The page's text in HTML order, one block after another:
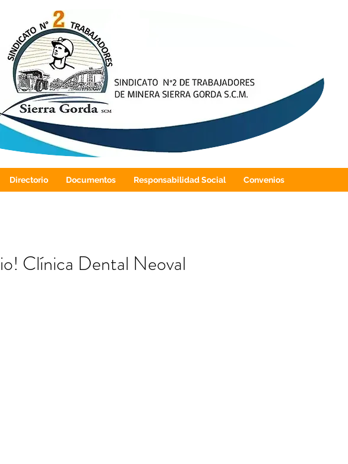
Directorio Documentos Responsabilidad Social Convenios
Clínica Dental Neoval